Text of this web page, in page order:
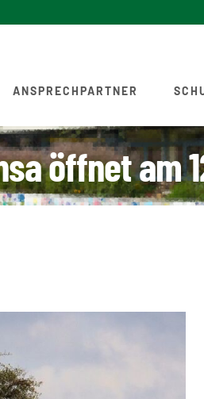
ANSPRECHPARTNER
öffnet am